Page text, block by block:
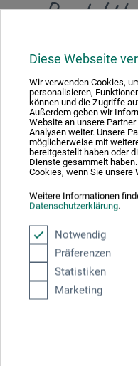
Diese Webseite
Wir verwenden Cookies,
personalisieren,
können und die Zugriffe
Außerdem geben wir
Website an unsere
Analysen weiter. Unsere
möglicherweise mit
bereitgestellt haben oder
Dienste gesammelt
Cookies, wenn Sie unsere
Weitere Informationen
Datenschutzerklärung.
Notwendig
Präferenzen
Statistiken
Marketing
5 Sterne
4 Sterne
2 Sterne
Produkt
Sagen Sie Ihre
JETZT